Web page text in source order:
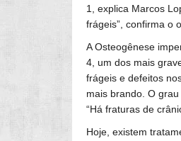
1, explica Marcos
frágeis”, confirma o
A Osteogênese
4, um dos mais
frágeis e defeitos
mais brando. O
“Há fraturas de
Hoje, existem